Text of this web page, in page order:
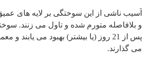
آسیب ناشی از این سوختگی بر لایه های
و بلافاصله متورم شده و تاول می زنند.
پس از 21 روز (یا بیشتر) بهبود می یابند
می گذارند.